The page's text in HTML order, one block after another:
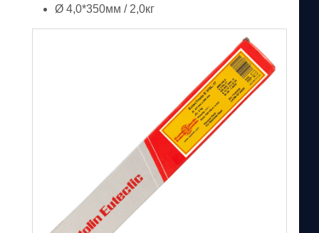
Ø 4,0*350мм / 2,0кг